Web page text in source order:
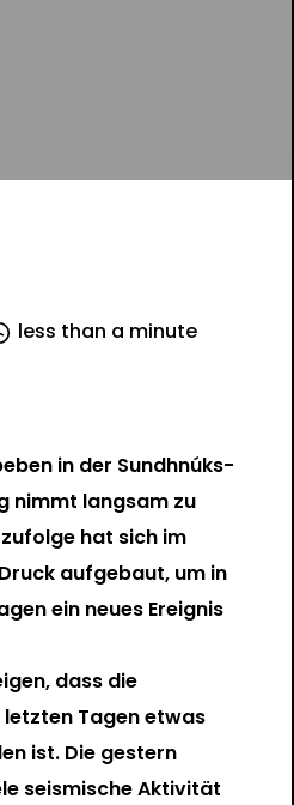
less than a minute
in der Sundhnúks-
nimmt langsam zu
hat sich im
aufgebaut, um in
ein neues Ereignis
dass die
letzten Tagen etwas
ist. Die gestern
seismische Aktivität